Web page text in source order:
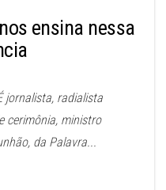
ensina nessa
jornalista, radialista
cerimônia, ministro
da Palavra...